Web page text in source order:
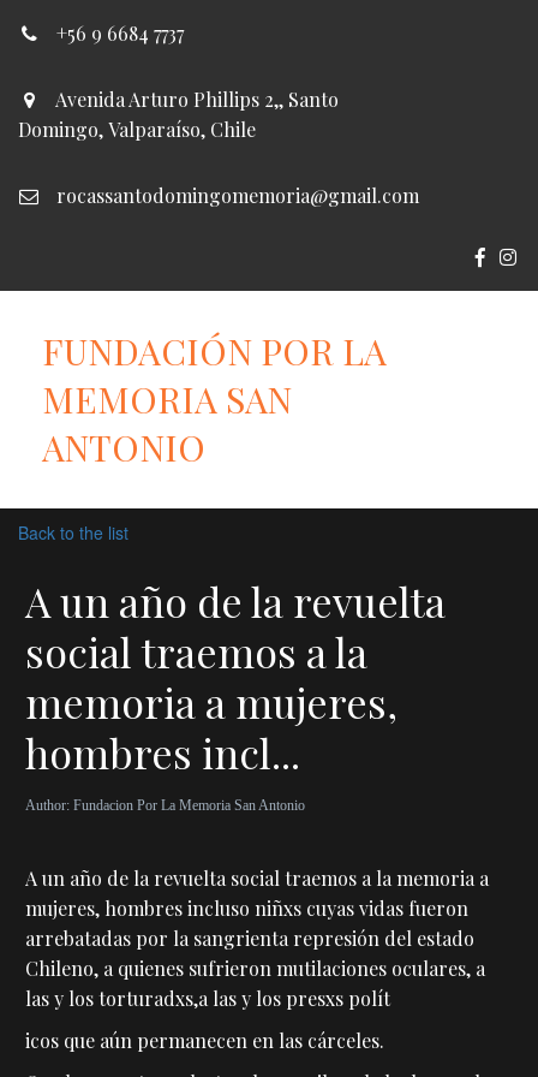
+56 9 6684 7737
Avenida Arturo Phillips 2,, Santo
Domingo,Valparaíso, Chile
rocassantodomingomemoria@gmail.com
FUNDACIÓN POR LA
MEMORIA SAN
ANTONIO
Back to the list
A un año de la revuelta
social traemos a la
memoria a mujeres,
hombres incl...
Author: Fundacion Por La Memoria San Antonio
A un año de la revuelta social traemos a la memoria a
mujeres, hombres incluso niñxs cuyas vidas fueron
arrebatadas por la sangrienta represión del estado
Chileno, a quienes sufrieron mutilaciones oculares, a
las y los torturadxs,a las y los presxs polít
icos que aún permanecen en las cárceles.